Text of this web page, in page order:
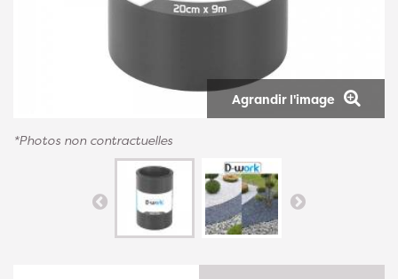
Agrandir l'image
*Photos non contractuelles